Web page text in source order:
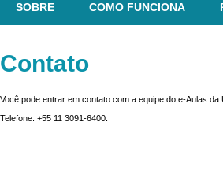
SOBRE COMO FUNCIONA
Contato
Você pode entrar em contato com a equipe do e-Aulas
Telefone: +55 11 3091-6400.